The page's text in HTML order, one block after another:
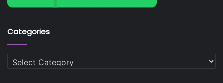
Categories
Categories